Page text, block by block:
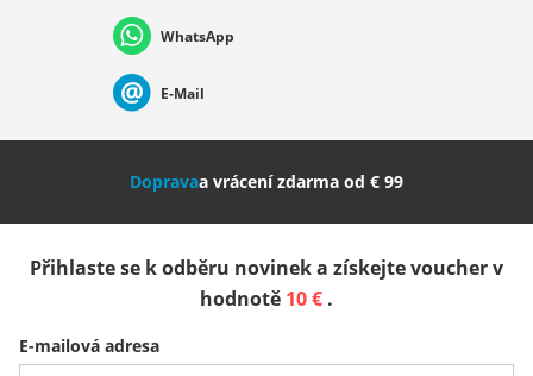
Nederland Italia (Italiano) Italien (Deutsch)
Slovenija
Belgique (Français) Danmark Norge
WhatsApp
E-Mail
Dopravaa vrácení zdarma od € 99
Přihlaste se k odběru novinek a získejte voucher v
hodnotě 10 € .
E-mailová adresa